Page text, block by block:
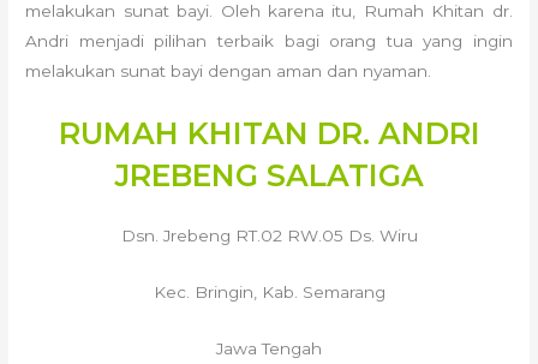
melakukan sunat bayi. Oleh karena itu, Rumah Khitan dr.
Andri menjadi pilihan terbaik bagi orang tua yang ingin
melakukan sunat bayi dengan aman dan nyaman.
RUMAH KHITAN DR. ANDRI
JREBENG SALATIGA
Dsn. Jrebeng RT.02 RW.05 Ds. Wiru
Kec. Bringin, Kab. Semarang
Jawa Tengah